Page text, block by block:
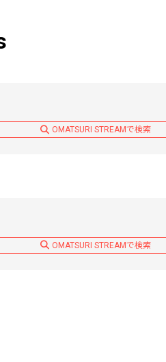
OMATSURI STREAMで検索
OMATSURI STREAMで検索